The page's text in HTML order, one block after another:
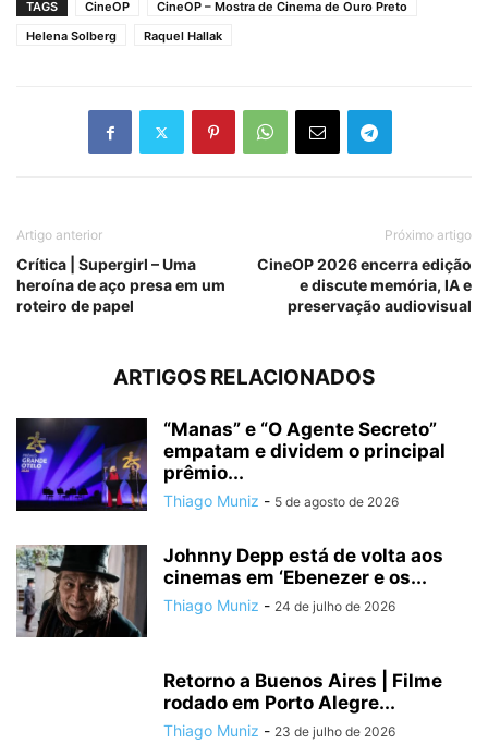
TAGS CineOP
CineOP – Mostra de Cinema de Ouro Preto
Helena Solberg
Raquel Hallak
Artigo anterior
Crítica | Supergirl – Uma
heroína de aço presa em um
roteiro de papel
Próximo artigo
CineOP 2026 encerra edição
e discute memória, IA e
preservação audiovisual
ARTIGOS RELACIONADOS
“Manas” e “O Agente Secreto”
empatam e dividem o principal
prêmio...
Thiago Muniz - 5 de agosto de 2026
Johnny Depp está de volta aos
cinemas em ‘Ebenezer e os...
Thiago Muniz - 24 de julho de 2026
Retorno a Buenos Aires | Filme
rodado em Porto Alegre...
Thiago Muniz - 23 de julho de 2026